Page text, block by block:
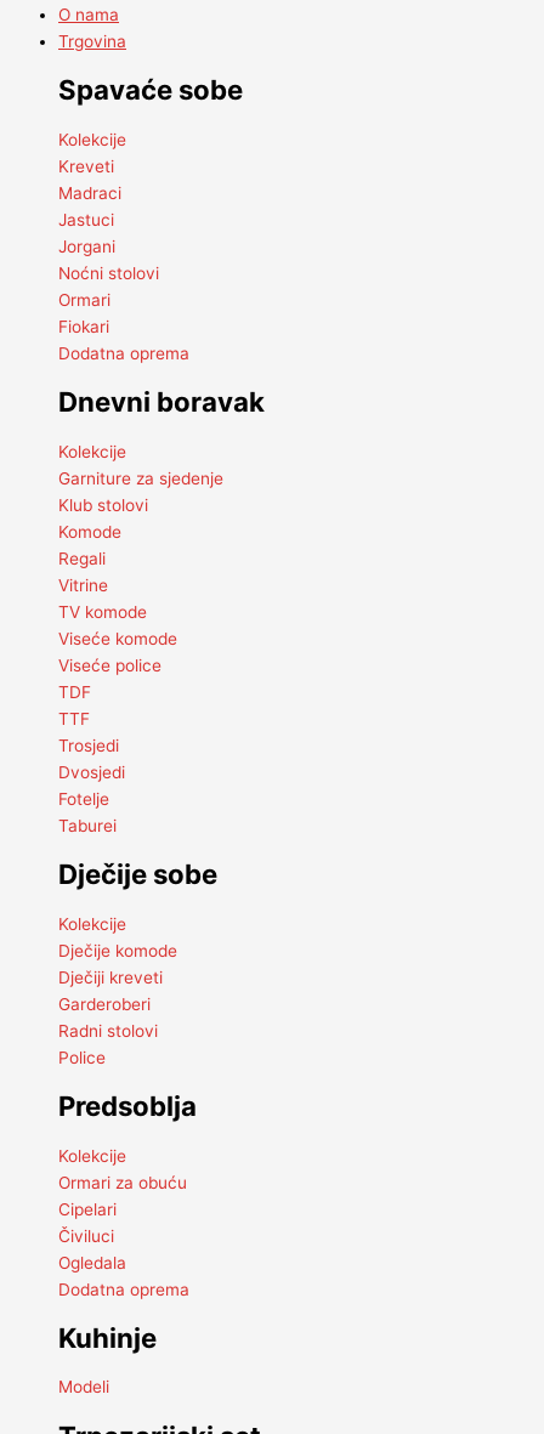
O nama
Trgovina
Spavaće sobe
Kolekcije
Kreveti
Madraci
Jastuci
Jorgani
Noćni stolovi
Ormari
Fiokari
Dodatna oprema
Dnevni boravak
Kolekcije
Garniture za sjedenje
Klub stolovi
Komode
Regali
Vitrine
TV komode
Viseće komode
Viseće police
TDF
TTF
Trosjedi
Dvosjedi
Fotelje
Taburei
Dječije sobe
Kolekcije
Dječije komode
Dječiji kreveti
Garderoberi
Radni stolovi
Police
Predsoblja
Kolekcije
Ormari za obuću
Cipelari
Čiviluci
Ogledala
Dodatna oprema
Kuhinje
Modeli